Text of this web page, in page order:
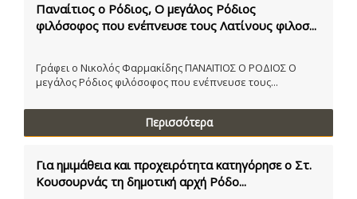
Παναίτιος ο Ρόδιος, Ο μεγάλος Ρόδιος
φιλόσοφος που ενέπνευσε τους Λατίνους φιλοσ...
Γράφει ο Νικολός Φαρμακίδης ΠΑΝΑΙΤΙΟΣ Ο ΡΟΔΙΟΣ Ο
μεγάλος Ρόδιος φιλόσοφος που ενέπνευσε τους...
Περισσότερα
Για ημιμάθεια και προχειρότητα κατηγόρησε ο Στ.
Κουσουρνάς τη δημοτική αρχή Ρόδο...